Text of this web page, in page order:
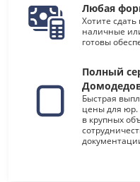
Любая
Хотите
наличные
готовы
Полный
Быстрая
цены для юр.
в крупных